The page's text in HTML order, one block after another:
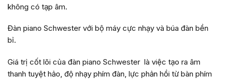
không có tạp âm.
Đàn piano Schwester với bộ máy cực nhạy và búa đàn bền
bỉ.
Giá trị cốt lõi của đàn piano Schwester là việc tạo ra âm
thanh tuyệt hảo, độ nhạy phím đàn, lực phản hồi từ bàn phím